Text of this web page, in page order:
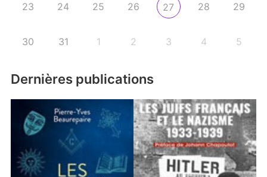
23 24 25 26 27 28 29
30 31 1 2 3 4 5
Dernières publications